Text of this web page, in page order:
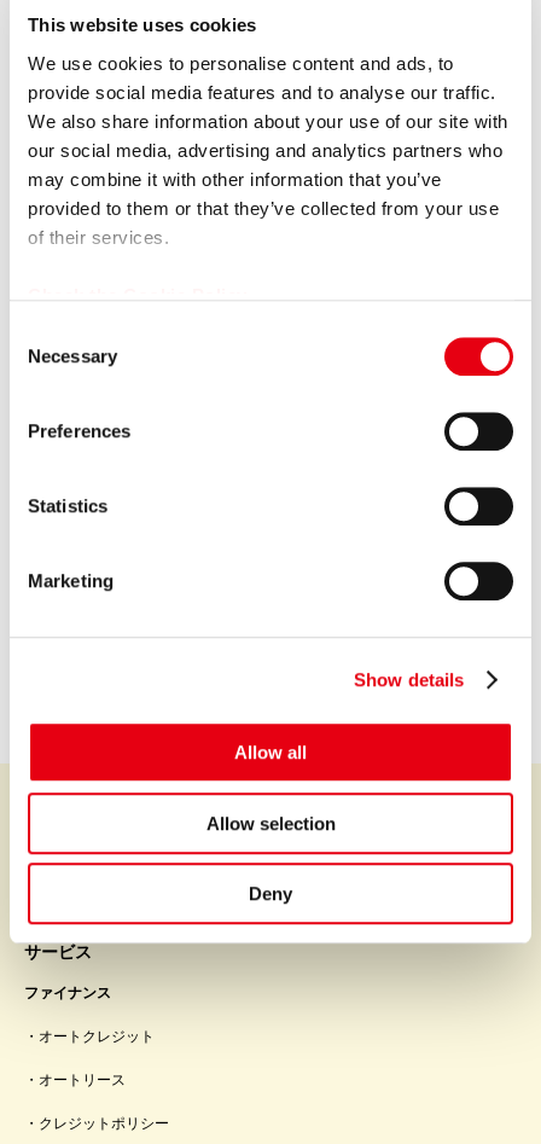
This website uses cookies
We use cookies to personalise content and ads, to
provide social media features and to analyse our traffic.
We also share information about your use of our site with
our social media, advertising and analytics partners who
may combine it with other information that you’ve
provided to them or that they’ve collected from your use
of their services.
n
Necessary
Preferences
Statistics
Marketing
Show details
Allow all
Allow selection
Deny
2026.06.16 その他
【掲載情報】日本経済新聞 電子版「Leader’s Voice」にて当
社代...
女子プロゴルファー福田萌維選手、ステップ・アップ・ツア
ーで悲願のプロ初優勝を達成！
プレミアなファイナンスとサービスを世界中に。
サービス
ファイナンス
オートクレジット
オートリース
クレジットポリシー